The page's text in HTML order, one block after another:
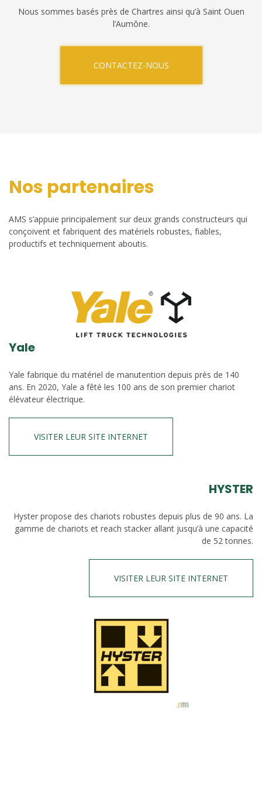
Nous sommes basés près de Chartres ainsi qu’à Saint Ouen
l’Aumône.
CONTACTEZ-NOUS
Nos partenaires
AMS s’appuie principalement sur deux grands constructeurs qui
conçoivent et fabriquent des matériels robustes, fiables,
productifs et techniquement aboutis.
Yale
Yale fabrique du matériel de manutention depuis près de 140
ans. En 2020, Yale a fêté les 100 ans de son premier chariot
élévateur électrique.
VISITER LEUR SITE INTERNET
HYSTER
Hyster propose des chariots robustes depuis plus de 90 ans. La
gamme de chariots et reach stacker allant jusqu’à une capacité
de 52 tonnes.
VISITER LEUR SITE INTERNET